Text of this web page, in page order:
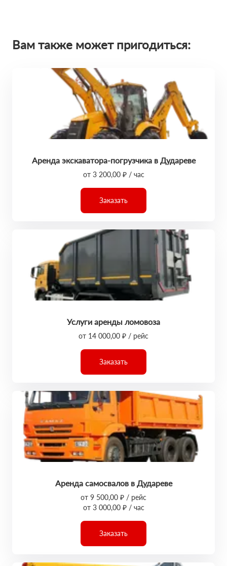
Вам также может пригодиться:
Аренда экскаватора-погрузчика в Дудареве
от 3 200,00 ₽ / час
Заказать
Услуги аренды ломовоза
от 14 000,00 ₽ / рейс
Заказать
Аренда самосвалов в Дудареве
от 9 500,00 ₽ / рейс
от 3 000,00 ₽ / час
Заказать